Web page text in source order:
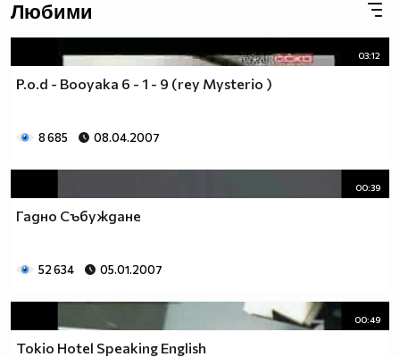
Любими
03:12
P.o.d - Booyaka 6 - 1 - 9 (rey Mysterio )
8 685 08.04.2007
00:39
Гадно Събуждане
52 634 05.01.2007
00:49
Tokio Hotel Speaking English